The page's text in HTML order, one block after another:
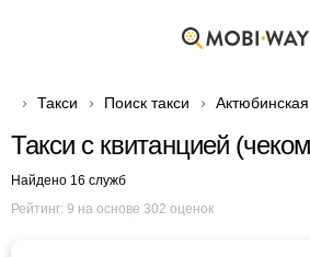
Такси Поиск такси
Такси с квитанцией
Найдено 16 служб
Рейтинг: 9 на основе 302 оценок